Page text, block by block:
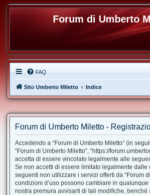
Forum di Umberto
FAQ
Sito Umberto Miletto Indice
Forum di Umberto Miletto -
Accedendo a “Forum di Umberto Miletto” (in
“Forum di Umberto Miletto”, “https://
accetta di essere vincolato legalmente alle
Se non accetti di essere limitato legalmente dalle
seguenti non utilizzare i servizi offerti da “Forum
condizioni d’uso possono cambiare in
nostra premura avvisarti di tali modifiche, benché